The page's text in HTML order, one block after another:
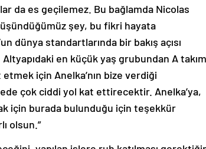
da es geçilemez. Bu bağlamda Nicolas
şey, bu fikri hayata
dünya standartlarında bir bakış açısı
en küçük yaş grubundan A
için Anelka’nın bize verdiği
çok ciddi yol kat ettirecektir. Anelka’ya,
için burada bulunduğu için teşekkür
olsun.”